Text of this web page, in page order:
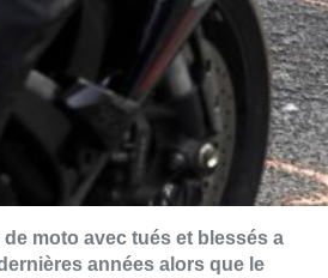
de moto avec tués et blessés a
années alors que le